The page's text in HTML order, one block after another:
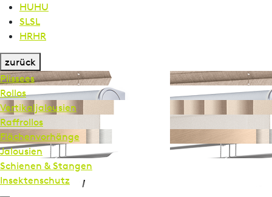
HUHU
SLSL
HRHR
zurück
Plissees
Rollos
Vertikal­jalousien
Raffrollos
Flächen­vorhänge
Jalousien
Schienen & Stangen
Insekten­schutz